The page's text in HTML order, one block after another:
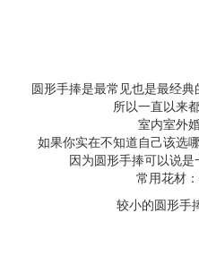
圆形手捧是最常见也是最经
所以一直以来
室内室外
如果你实在不知道自己该选
因为圆形手捧可以说
常用花材
较小的圆形手